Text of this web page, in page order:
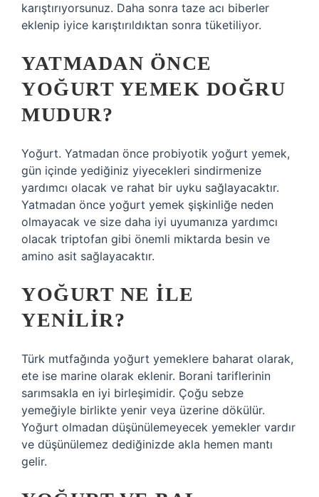
karıştırıyorsunuz. Daha sonra taze acı biberler
eklenip iyice karıştırıldıktan sonra tüketiliyor.
YATMADAN ÖNCE
YOĞURT YEMEK DOĞRU
MUDUR?
Yoğurt. Yatmadan önce probiyotik yoğurt yemek,
gün içinde yediğiniz yiyecekleri sindirmenize
yardımcı olacak ve rahat bir uyku sağlayacaktır.
Yatmadan önce yoğurt yemek şişkinliğe neden
olmayacak ve size daha iyi uyumanıza yardımcı
olacak triptofan gibi önemli miktarda besin ve
amino asit sağlayacaktır.
YOĞURT NE ILE
YENILIR?
Türk mutfağında yoğurt yemeklere baharat olarak,
ete ise marine olarak eklenir. Borani tariflerinin
sarımsakla en iyi birleşimidir. Çoğu sebze
yemeğiyle birlikte yenir veya üzerine dökülür.
Yoğurt olmadan düşünülemeyecek yemekler vardır
ve düşünülemez dediğinizde akla hemen mantı
gelir.